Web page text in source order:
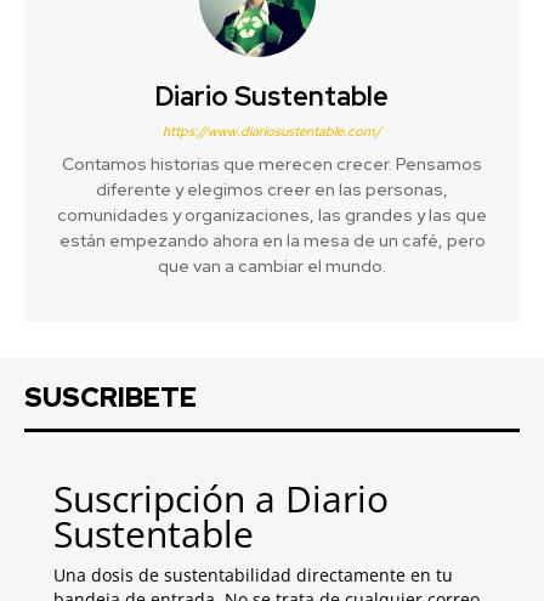
Diario Sustentable
https://www.diariosustentable.com/
Contamos historias que merecen crecer. Pensamos
diferente y elegimos creer en las personas,
comunidades y organizaciones, las grandes y las que
están empezando ahora en la mesa de un café, pero
que van a cambiar el mundo.
SUSCRIBETE
Suscripción a Diario
Sustentable
Una dosis de sustentabilidad directamente en tu